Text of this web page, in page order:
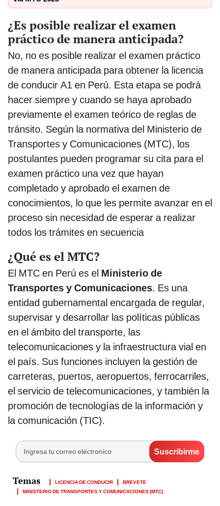
¿Es posible realizar el examen
práctico de manera anticipada?
No, no es posible realizar el examen práctico
de manera anticipada para obtener la licencia
de conducir A1 en Perú. Esta etapa se podrá
hacer siempre y cuando se haya aprobado
previamente el examen teórico de reglas de
tránsito. Según la normativa del Ministerio de
Transportes y Comunicaciones (MTC), los
postulantes pueden programar su cita para el
examen práctico una vez que hayan
completado y aprobado el examen de
conocimientos, lo que les permite avanzar en el
proceso sin necesidad de esperar a realizar
todos los trámites en secuencia
¿Qué es el MTC?
El MTC en Perú es el Ministerio de
Transportes y Comunicaciones. Es una
entidad gubernamental encargada de regular,
supervisar y desarrollar las políticas públicas
en el ámbito del transporte, las
telecomunicaciones y la infraestructura vial en
el país. Sus funciones incluyen la gestión de
carreteras, puertos, aeropuertos, ferrocarriles,
el servicio de telecomunicaciones, y también la
promoción de tecnologías de la información y
la comunicación (TIC).
LICENCIA DE CONDUCIR
BREVETE
MINISTERIO DE TRANSPORTES Y COMUNICACIONES (MTC)